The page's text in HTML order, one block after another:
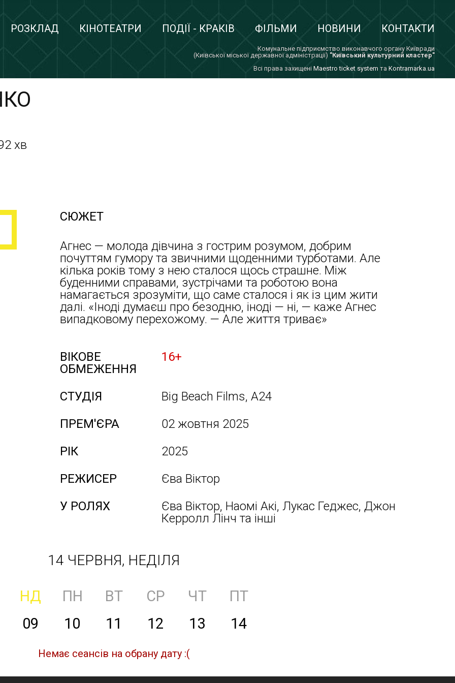
РОЗКЛАД КІНОТЕАТРИ ПОДІЇ - КРАКІВ ФІЛЬМИ НОВИНИ КОНТАКТИ
Комунальне підприємство виконавчого органу Київради
(Київської міської державної адміністрації) "Київський культурний кластер"
Всi права захищенi Maestro ticket system та Kontramarka.ua
хв
СЮЖЕТ
Агнес — молода дівчина з гострим розумом, добрим
почуттям гумору та звичними щоденними турботами. Але
кілька років тому з нею сталося щось страшне. Між
буденними справами, зустрічами та роботою вона
намагається зрозуміти, що саме сталося і як із цим жити
далі. «Іноді думаєш про безодню, іноді — ні, — каже Агнес
випадковому перехожому. — Але життя триває»
ВІКОВЕ
ОБМЕЖЕННЯ
16+
СТУДІЯ
Big Beach Films, A24
ПРЕМ'ЄРА
02 жовтня 2025
РІК
2025
РЕЖИСЕР
Єва Віктор
У РОЛЯХ
Єва Віктор, Наомі Акі, Лукас Геджес, Джон
Керролл Лінч та інші
14 ЧЕРВНЯ, НЕДІЛЯ
НД ПН ВТ СР ЧТ
ПТ
09 10 11 12 13 14
Немає сеансів на обрану дату :(